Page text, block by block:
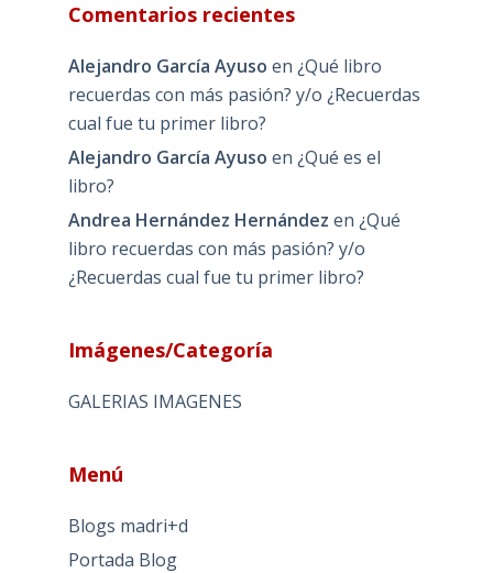
Comentarios recientes
Alejandro García Ayuso en ¿Qué libro
recuerdas con más pasión? y/o ¿Recuerdas
cual fue tu primer libro?
Alejandro García Ayuso en ¿Qué es el
libro?
Andrea Hernández Hernández en ¿Qué
libro recuerdas con más pasión? y/o
¿Recuerdas cual fue tu primer libro?
Imágenes/Categoría
GALERIAS IMAGENES
Menú
Blogs madri+d
Portada Blog